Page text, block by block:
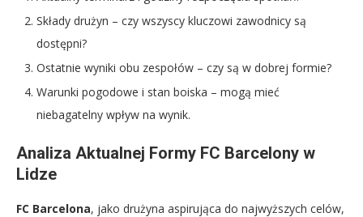
Składy drużyn – czy wszyscy kluczowi zawodnicy są
dostępni?
Ostatnie wyniki obu zespołów – czy są w dobrej formie?
Warunki pogodowe i stan boiska – mogą mieć
niebagatelny wpływ na wynik.
Analiza Aktualnej Formy FC Barcelony w
Lidze
FC Barcelona, jako drużyna aspirująca do najwyższych celów,